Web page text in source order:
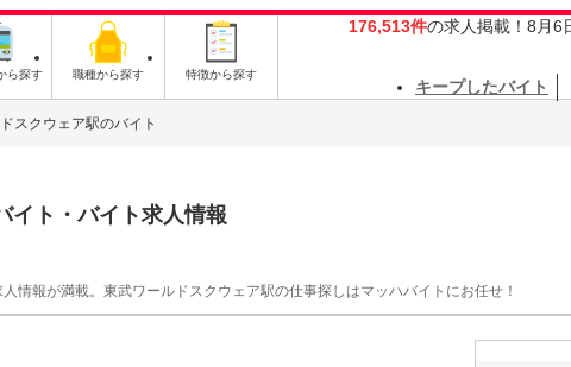
ら探す 職種から探す 特徴から探す
176,513件の求人掲載！8月6
キープしたバイト
スクウェア駅のバイト
イト・バイト求人情報
情報が満載。東武ワールドスクウェア駅の仕事探しはマッハバイトにお任せ！